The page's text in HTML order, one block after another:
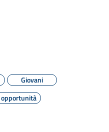
Giovani
opportunità